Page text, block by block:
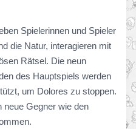
Spielerinnen und Spieler
die Natur, interagieren mit
Rätsel. Die neun
des Hauptspiels werden
um Dolores zu stoppen.
neue Gegner wie den